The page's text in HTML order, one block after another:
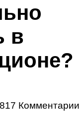
в
817 Комментарии